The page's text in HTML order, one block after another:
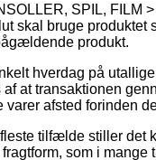
SPIL, FILM
skal bruge produktet
produkt.
hverdag på
at transaktionen
afsted forinden
tilfælde stiller det
som i